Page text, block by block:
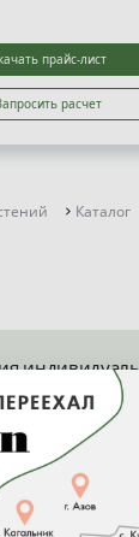
прайс-лист
расчет
Каталог
вЛичный
О